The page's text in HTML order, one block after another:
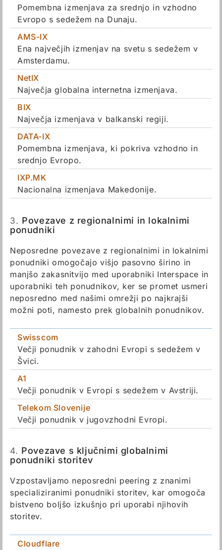
Pomembna izmenjava za srednjo in vzhodno
Evropo s sedežem na Dunaju.
AMS-IX
Ena največjih izmenjav na svetu s sedežem v
Amsterdamu.
NetIX
Največja globalna internetna izmenjava.
BIX
Največja izmenjava v balkanski regiji.
DATA-IX
Pomembna izmenjava, ki pokriva vzhodno in
srednjo Evropo.
IXP.MK
Nacionalna izmenjava Makedonije.
3. Povezave z regionalnimi in lokalnimi
ponudniki
Neposredne povezave z regionalnimi in lokalnimi
ponudniki omogočajo višjo pasovno širino in
manjšo zakasnitvijo med uporabniki Interspace in
uporabniki teh ponudnikov, ker se promet usmeri
neposredno med našimi omrežji po najkrajši
možni poti, namesto prek globalnih ponudnikov.
Swisscom
Večji ponudnik v zahodni Evropi s sedežem v
Švici.
A1
Večji ponudnik v Evropi s sedežem v Avstriji.
Telekom Slovenije
Večji ponudnik v jugovzhodni Evropi.
4. Povezave s ključnimi globalnimi
ponudniki storitev
Vzpostavljamo neposredni peering z znanimi
specializiranimi ponudniki storitev, kar omogoča
bistveno boljšo izkušnjo pri uporabi njihovih
storitev.
Cloudflare